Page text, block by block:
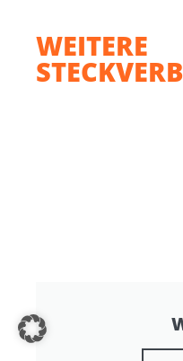
WEITERE